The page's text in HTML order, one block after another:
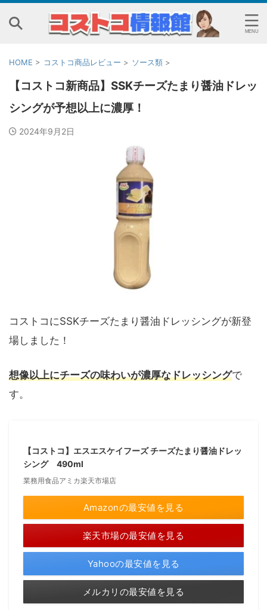
HOME > コストコ商品レビュー > ソース類 >
【コストコ新商品】SSKチーズたまり醤油ドレッ
シングが予想以上に濃厚！
2024年9月2日
コストコにSSKチーズたまり醤油ドレッシングが新登
場しました！
想像以上にチーズの味わいが濃厚なドレッシングで
す。
【コストコ】エスエスケイフーズ チーズたまり醤油ドレッ
シング 490ml
業務用食品アミカ楽天市場店
Amazonの最安値を見る
楽天市場の最安値を見る
Yahooの最安値を見る
メルカリの最安値を見る